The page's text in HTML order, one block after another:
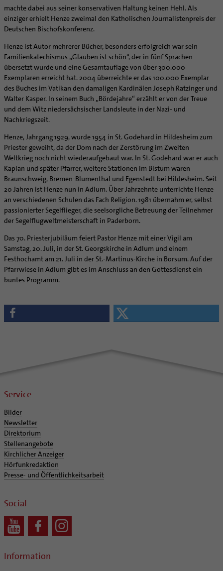
machte dabei aus seiner konservativen Haltung keinen Hehl. Als
einziger erhielt Henze zweimal den Katholischen Journalistenpreis der
Deutschen Bischofskonferenz.
Henze ist Autor mehrerer Bücher, besonders erfolgreich war sein
Familienkatechismus „Glauben ist schön“, der in fünf Sprachen
übersetzt wurde und eine Gesamtauflage von über 300.000
Exemplaren erreicht hat. 2004 überreichte er das 100.000 Exemplar
des Buches im Vatikan den damaligen Kardinälen Joseph Ratzinger und
Walter Kasper. In seinem Buch „Bördejahre“ erzählt er von der Treue
und dem Witz niedersächsischer Landsleute in der Nazi- und
Nachkriegszeit.
Henze, Jahrgang 1929, wurde 1954 in St. Godehard in Hildesheim zum
Priester geweiht, da der Dom nach der Zerstörung im Zweiten
Weltkrieg noch nicht wiederaufgebaut war. In St. Godehard war er auch
Kaplan und später Pfarrer, weitere Stationen im Bistum waren
Braunschweig, Bremen-Blumenthal und Egenstedt bei Hildesheim. Seit
20 Jahren ist Henze nun in Adlum. Über Jahrzehnte unterrichte Henze
an verschiedenen Schulen das Fach Religion. 1981 übernahm er, selbst
passionierter Segelflieger, die seelsorgliche Betreuung der Teilnehmer
der Segelflugweltmeisterschaft in Paderborn.
Das 70. Priesterjubiläum feiert Pastor Henze mit einer Vigil am
Samstag, 20. Juli, in der St. Georgskirche in Adlum und einem
Festhochamt am 21. Juli in der St.-Martinus-Kirche in Borsum. Auf der
Pfarrwiese in Adlum gibt es im Anschluss an den Gottesdienst ein
buntes Programm.
Service
Bilder
Newsletter
Direktorium
Stellenangebote
Kirchlicher Anzeiger
Hörfunkredaktion
Presse- und Öffentlichkeitsarbeit
Social
Information